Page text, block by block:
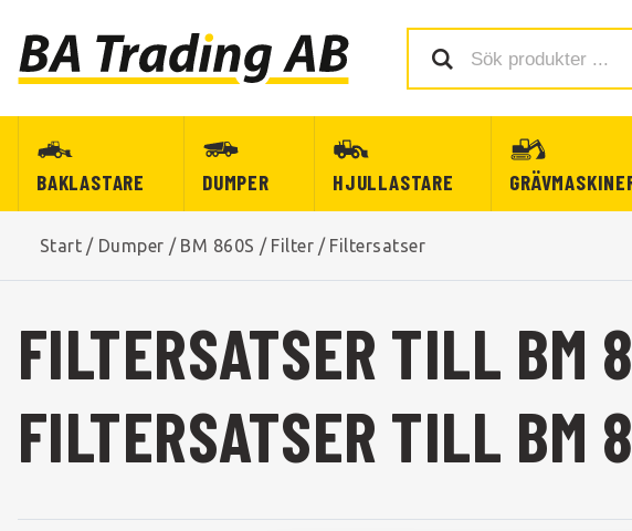
BAKLASTARE DUMPER HJULLASTARE
Start / Dumper / BM 860S / Filter / Filtersatser
FILTERSATSER TILL BM
FILTERSATSER TILL BM